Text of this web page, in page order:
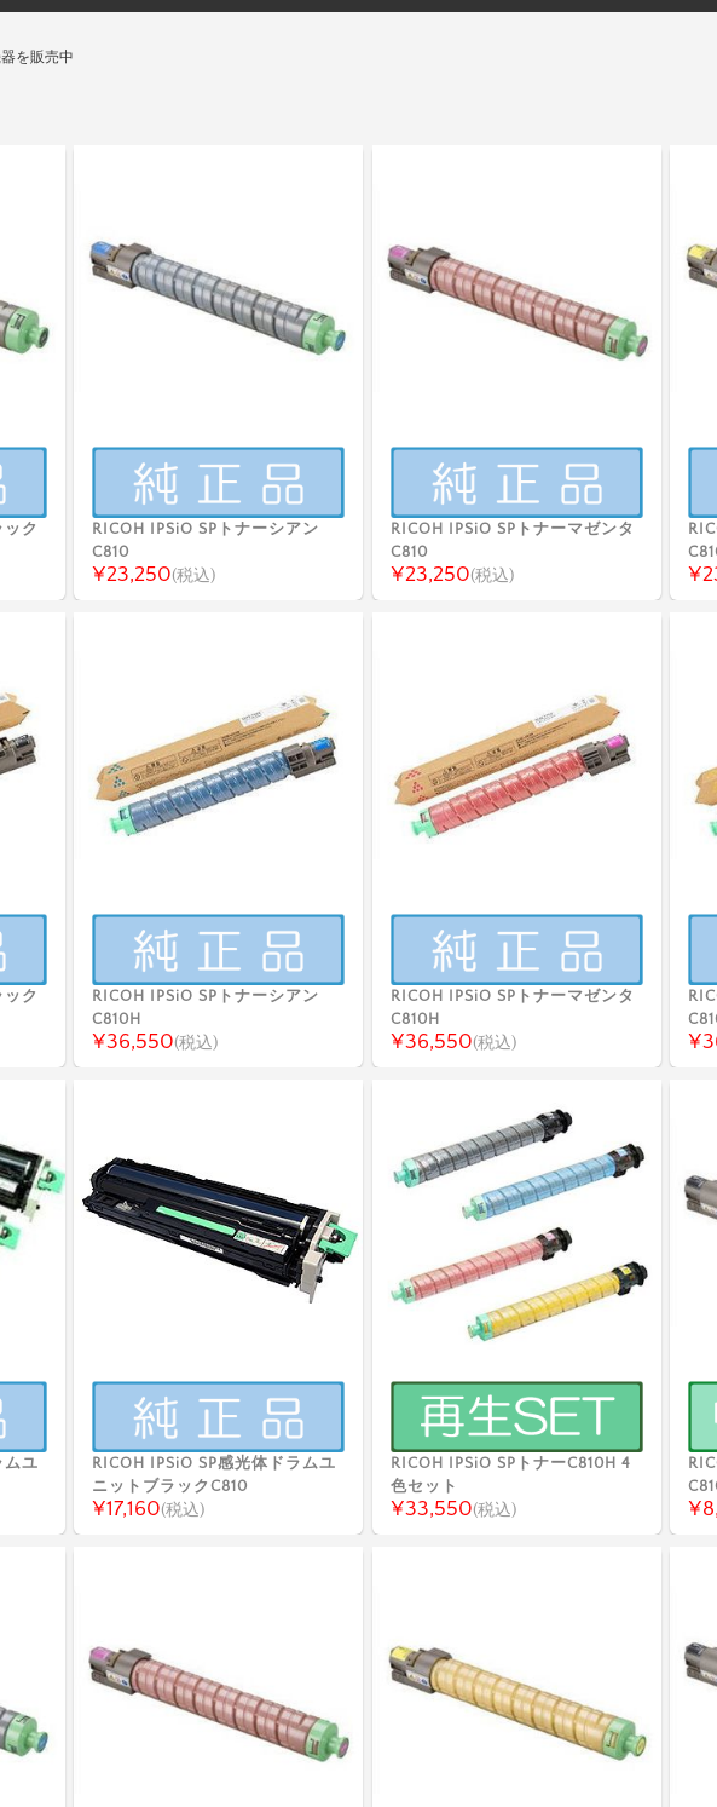
を販売中
ク
RICOH IPSiO SPトナーシアン
C810
¥23,250(税込)
RICOH IPSiO SPトナーマゼンタ
C810
¥23,250(税込)
ク
RICOH IPSiO SPトナーシアン
C810H
¥36,550(税込)
RICOH IPSiO SPトナーマゼンタ
C810H
¥36,550(税込)
ムユ
RICOH IPSiO SP感光体ドラムユ
ニットブラックC810
¥17,160(税込)
RICOH IPSiO SPトナーC810H 4
色セット
¥33,550(税込)